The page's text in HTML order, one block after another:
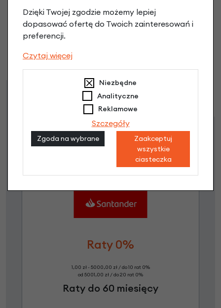
Brak opinii. Może warto dodać własną?
Leasing
Dostępne propozycje
Jak kupić nae-raty?
Raty 0%
1,00 zł - 5000,00 zł / do 10 rat 0%
od 5001,00 zł / do 20 rat 0%
Raty do 60 miesięcy
Dzięki Twojej zgodzie możemy lepiej
dopasować ofertę do Twoich zainteresowań i
preferencji.
Czytaj więcej
Niezbędne
Analityczne
Reklamowe
Szczegóły
Zgoda na wybrane
Zaakceptuj
wszystkie
ciasteczka